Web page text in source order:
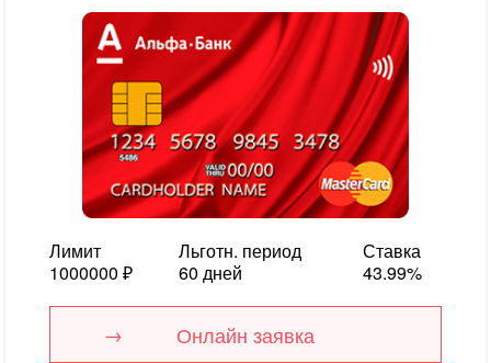
Лимит
1000000 ₽
Льготн. период
60 дней
Ставка
43.99%
Онлайн заявка